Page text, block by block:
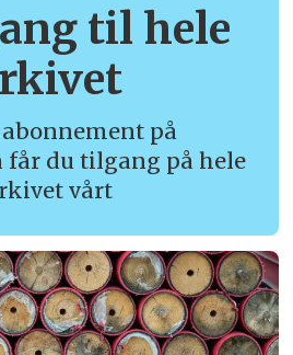
til hele
på
du tilgang på hele
vårt